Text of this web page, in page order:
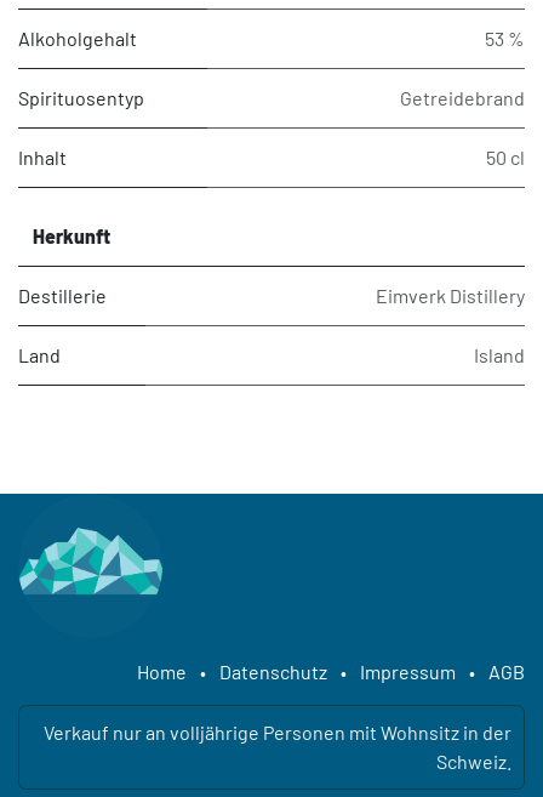
Alkoholgehalt 53 %
Spirituosentyp Getreidebrand
Inhalt 50 cl
Herkunft
Destillerie Eimverk Distillery
Land Island
Home • Datenschutz • Impressum • AGB
Verkauf nur an volljährige Personen mit Wohnsitz in der
Schweiz.